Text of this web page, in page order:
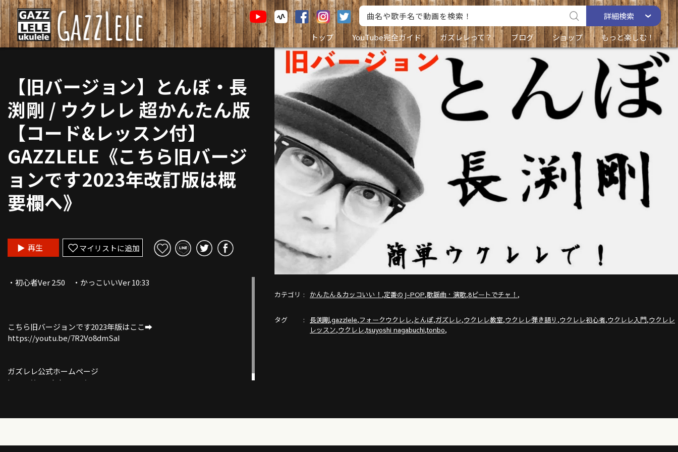
詳細検索
トップ
YouTube完全ガイド ガズレレって？ ブログ ショップ もっと楽しむ！
カテゴリ かんたん＆カッコいい！ ,定番のJ-POP,歌謡曲・演歌,8ビートでチャ！ ,
タグ 長渕剛,gazzlele,フォークウクレレ,とんぼ,ガズレレ,ウクレレ教室,ウクレレ弾き語り ,ウクレレ初心者,ウクレレ入門,ウクレレ
レッスン,ウクレレ,tsuyoshi nagabuchi,tonbo,
【旧バージョン】とんぼ・長
渕剛 / ウクレレ 超かんたん版
【コード&レッスン付】
GAZZLELE《こちら旧バージ
ョンです2023年改訂版は概
要欄へ》
再生 マイリストに追加
・初心者Ver 2:50 ・かっこいいVer 10:33
こちら旧バージョンです2023年版はここ➡︎
https://youtu.be/7R2Vo8dmSaI
ガズレレ公式ホームページ
https://gazzlele.com/